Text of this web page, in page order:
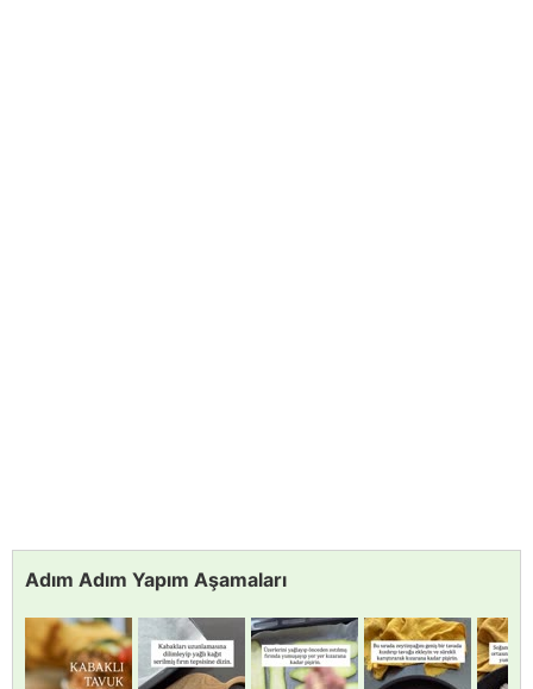
Adım Adım Yapım Aşamaları